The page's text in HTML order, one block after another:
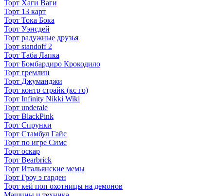
Торт Хаги Ваги
Торт 13 карт
Торт Тока Бока
Торт Уэнсдей
Торт радужные друзья
Торт standoff 2
Торт Таба Лапка
Торт Бомбардиро Крокодило
Торт гремлин
Торт Джуманджи
Торт контр страйк (кс го)
Торт Infinity Nikki Wiki
Торт underale
Торт BlackPink
Торт Спрунки
Торт Стамбул Гайс
Торт по игре Симс
Торт оскар
Торт Bearbrick
Торт Итальянские мемы
Торт Гроу э гарден
Торт кей поп охотницы на демонов